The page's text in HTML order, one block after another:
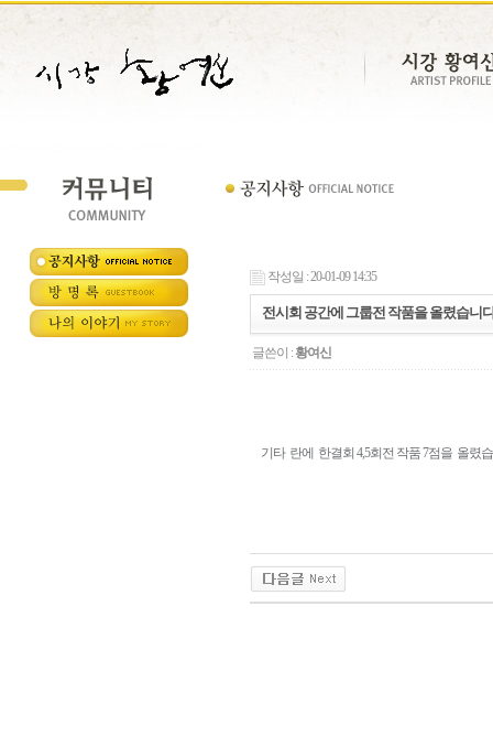
작성일 : 20-01-09 14:35
전시회 공간에 그룹전 작품을 올렸습니
글쓴이 : 황여신
기타 란에 한결회 4,5회전 작품 7점을 올렸